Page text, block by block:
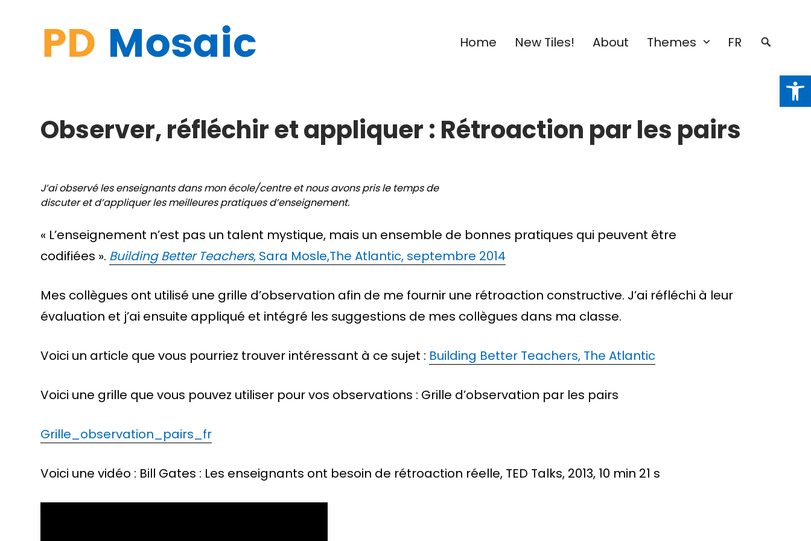
content
Home New Tiles! About Themes FR
Observer, réfléchir et appliquer : Rétroaction par les pairs
J’ai observé les enseignants dans mon école/centre et nous avons pris le temps de
discuter et d’appliquer les meilleures pratiques d’enseignement.
« L’enseignement n’est pas un talent mystique, mais un ensemble de bonnes pratiques qui peuvent être
codifiées ». Building Better Teachers, Sara Mosle,The Atlantic, septembre 2014
Mes collègues ont utilisé une grille d’observation afin de me fournir une rétroaction constructive. J’ai réfléchi à leur
évaluation et j’ai ensuite appliqué et intégré les suggestions de mes collègues dans ma classe.
Voici un article que vous pourriez trouver intéressant à ce sujet : Building Better Teachers, The Atlantic
Voici une grille que vous pouvez utiliser pour vos observations : Grille d’observation par les pairs
Grille_observation_pairs_fr
Voici une vidéo : Bill Gates : Les enseignants ont besoin de rétroaction réelle, TED Talks, 2013, 10 min 21 s